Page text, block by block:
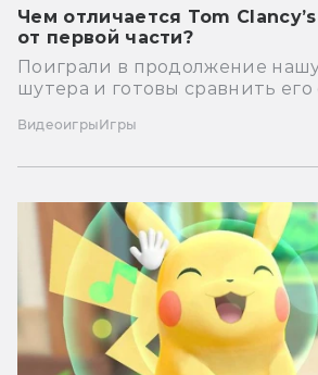
Чем отличается Tom
от первой части?
Поиграли в продолжение
шутера и готовы сравнить
ВидеоигрыИгры